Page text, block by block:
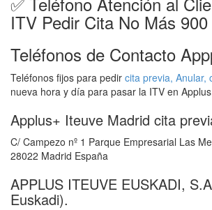
ITV Pedir Cita No Más 900
Teléfonos de Contacto
Teléfonos fijos para pedir cita previa, Anular,
nueva hora y día para pasar la ITV en
Applus+ Iteuve Madrid cita
C/ Campezo nº 1 Parque Empresarial Las
28022 Madrid España
APPLUS ITEUVE EUSKADI,
Euskadi).